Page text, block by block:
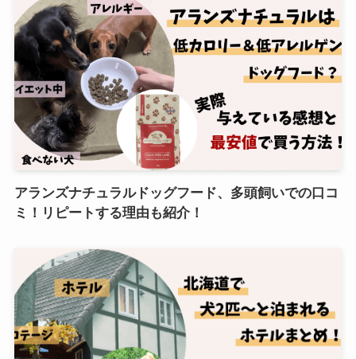
アランズナチュラルドッグフード、多頭飼いでの口コ
ミ！リピートする理由も紹介！